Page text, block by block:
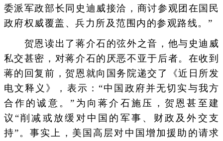
委派军政部长同史迪威接洽，商讨参观团在国民
政府权威覆盖、兵力所及范围内的参观路线。”
贺恩读出了蒋介石的弦外之音，他与史迪威
私交甚密，对蒋介石的厌恶不亚于后者。在收到
蒋的回复前，贺恩就向国务院递交了《近日所发
电文释义》，表示：“中国政府并无切实与我方
合作的诚意。”为向蒋介石施压，贺恩甚至建
议“削减或放缓对中国的军事、财政及外交支
持”。事实上，美国高层对中国增加援助的请求